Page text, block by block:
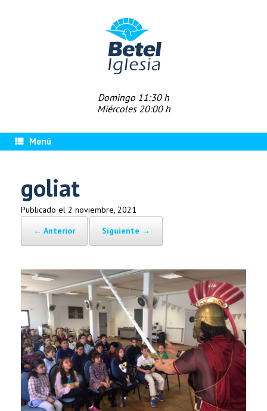
Domingo 11:30 h
Miércoles 20:00 h
Menú
goliat
Publicado el 2 noviembre, 2021
← Anterior
Siguiente →